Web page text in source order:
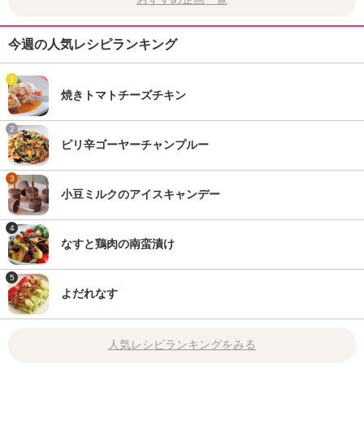
今週の人気レシピランキング
1
焼きトマトチーズチキン
2
ピリ辛ゴーヤーチャンプルー
3
小豆ミルクのアイスキャンデー
4
なすと鶏肉の南蛮漬け
5
よだれなす
人気レシピランキングをみる